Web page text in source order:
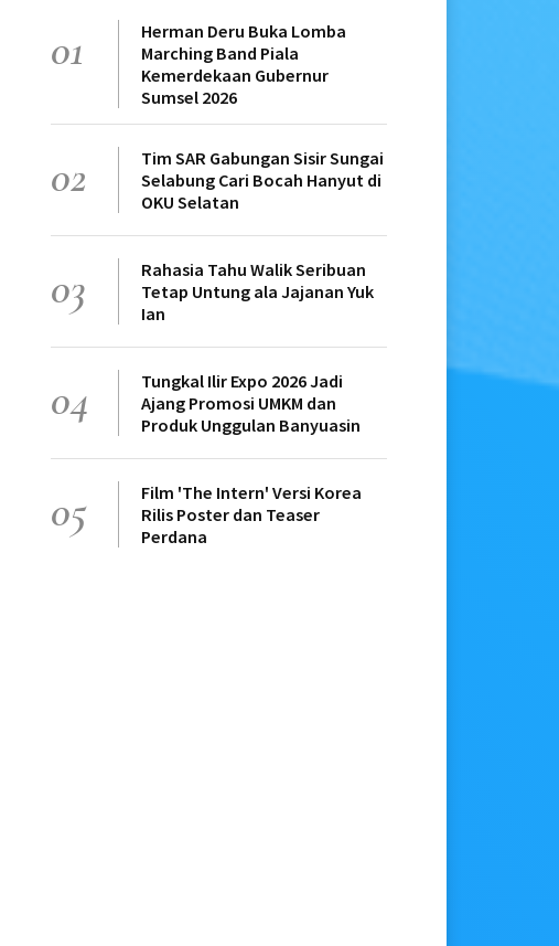
01
Herman Deru Buka Lomba
Marching Band Piala
Kemerdekaan Gubernur
Sumsel 2026
02
Tim SAR Gabungan Sisir Sungai
Selabung Cari Bocah Hanyut di
OKU Selatan
03
Rahasia Tahu Walik Seribuan
Tetap Untung ala Jajanan Yuk
Ian
04
Tungkal Ilir Expo 2026 Jadi
Ajang Promosi UMKM dan
Produk Unggulan Banyuasin
05
Film 'The Intern' Versi Korea
Rilis Poster dan Teaser
Perdana